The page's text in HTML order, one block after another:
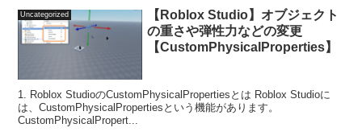
Uncategorized
【Roblox Studio】オブジェクト
の重さや弾性力などの変更
【CustomPhysicalProperties】
1. Roblox StudioのCustomPhysicalPropertiesとは Roblox Studioに
は、CustomPhysicalPropertiesという機能があります。
CustomPhysicalPropert...